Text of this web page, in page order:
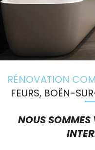
RÉNOVATION
FEURS, BOËN-
NOUS SOMMES